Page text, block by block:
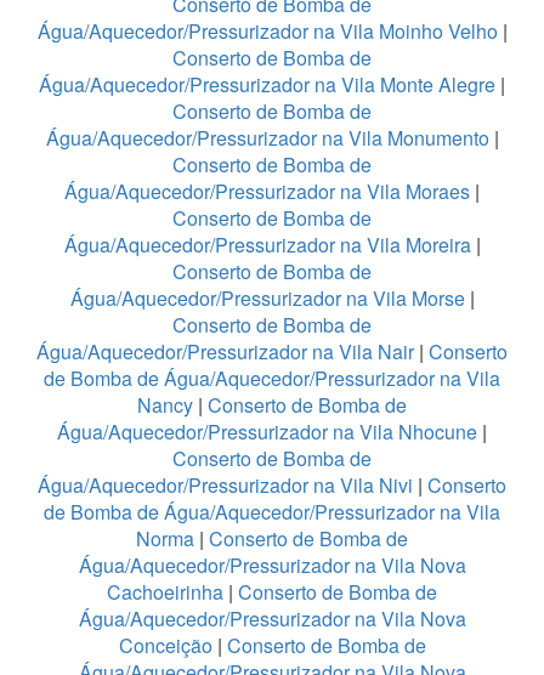
Água/Aquecedor/Pressurizador na Vila Moinho Velho|
Conserto de Bomba de
Água/Aquecedor/Pressurizador na Vila Monte Alegre |
Conserto de Bomba de
Água/Aquecedor/Pressurizador na Vila Monumento|
Conserto de Bomba de
Água/Aquecedor/Pressurizador na Vila Moraes |
Conserto de Bomba de
Água/Aquecedor/Pressurizador na Vila Moreira|
Conserto de Bomba de
Água/Aquecedor/Pressurizador na Vila Morse|
Conserto de Bomba de
Água/Aquecedor/Pressurizador na Vila Nair| Conserto
de Bomba de Água/Aquecedor/Pressurizador na Vila
Nancy | Conserto de Bomba de
Água/Aquecedor/Pressurizador na Vila Nhocune |
Conserto de Bomba de
Água/Aquecedor/Pressurizador na Vila Nivi | Conserto
de Bomba de Água/Aquecedor/Pressurizador na Vila
Norma | Conserto de Bomba de
Água/Aquecedor/Pressurizador na Vila Nova
Cachoeirinha | Conserto de Bomba de
Água/Aquecedor/Pressurizador na Vila Nova
Conceição| Conserto de Bomba de